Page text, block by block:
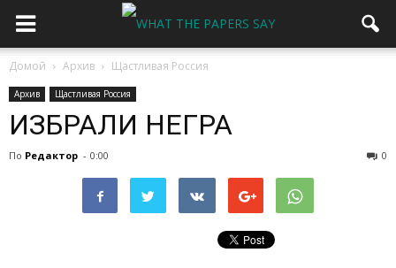
Домой Архив Щастливая Россия
Архив Щастливая Россия
ИЗБРАЛИ НЕГРА
По Редактор - 0:00 0